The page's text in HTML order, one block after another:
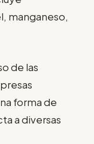
manganeso,
de las
forma de
a diversas